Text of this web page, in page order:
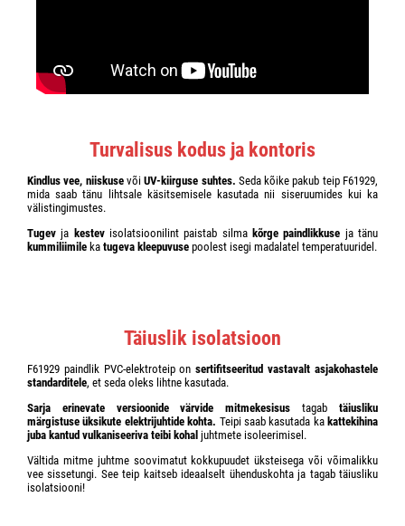
Turvalisus kodus ja kontoris
Kindlus vee, niiskusevõiUV-kiirguse suhtes. Seda kõike pakub teip F61929,
mida saab tänu lihtsale käsitsemisele kasutada nii siseruumides kui ka
välistingimustes.
Tugev ja kestevisolatsioonilint paistab silma kõrge paindlikkuse ja tänu
kummiliimile ka tugeva kleepuvuse poolest isegi madalatel temperatuuridel.
Täiuslik isolatsioon
F61929 paindlik PVC-elektroteip onsertifitseeritud vastavalt asjakohastele
standarditele, et seda oleks lihtne kasutada.
Sarja erinevate versioonide värvide mitmekesisus tagabtäiusliku
märgistuse üksikute elektrijuhtide kohta. Teipi saab kasutada ka kattekihina
juba kantud vulkaniseeriva teibi kohal juhtmete isoleerimisel.
Vältida mitme juhtme soovimatut kokkupuudet üksteisega või võimalikku
vee sissetungi. See teip kaitseb ideaalselt ühenduskohta ja tagab täiusliku
isolatsiooni!